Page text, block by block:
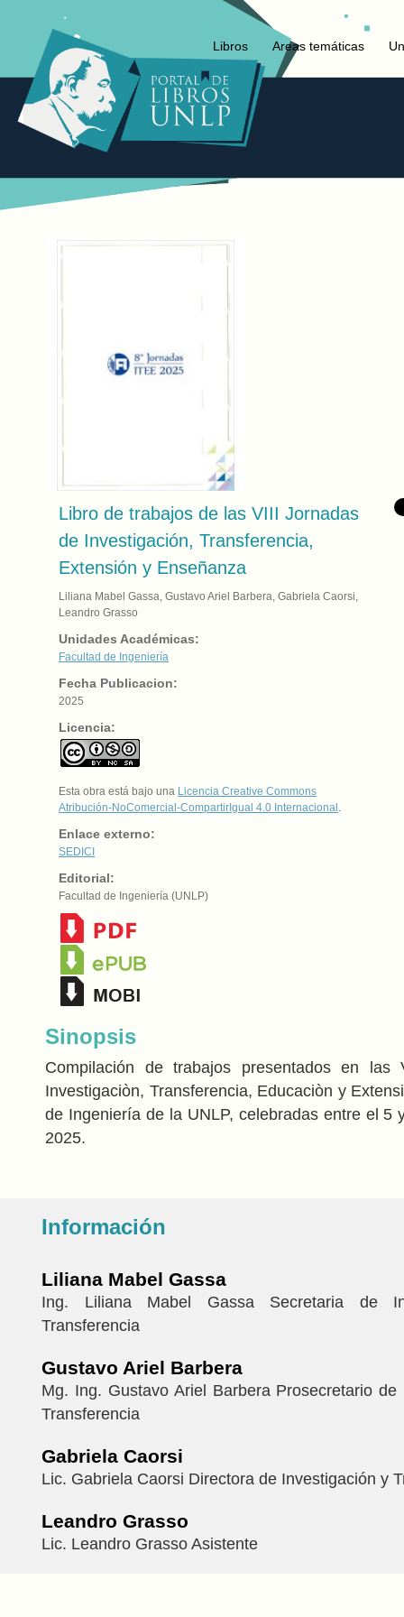
Libros Areas temáticas
Libro de trabajos de las VIII Jornadas
de Investigación, Transferencia,
Extensión y Enseñanza
Liliana Mabel Gassa, Gustavo Ariel Barbera, Gabriela Caorsi,
Leandro Grasso
Unidades Académicas:
Facultad de Ingeniería
Fecha Publicacion:
2025
Licencia:
Esta obra está bajo una Licencia Creative Commons
Atribución-NoComercial-CompartirIgual 4.0 Internacional
Enlace externo:
SEDICI
Editorial:
Facultad de Ingeniería (UNLP)
Sinopsis
Compilación de trabajos presentados en las
Investigaciòn, Transferencia, Educaciòn y
de Ingeniería de la UNLP, celebradas entre el 5
2025.
Información
Liliana Mabel Gassa
Ing. Liliana Mabel Gassa Secretaria de
Transferencia
Gustavo Ariel Barbera
Mg. Ing. Gustavo Ariel Barbera Prosecretario de
Transferencia
Gabriela Caorsi
Lic. Gabriela Caorsi Directora de Investigación y
Leandro Grasso
Lic. Leandro Grasso Asistente